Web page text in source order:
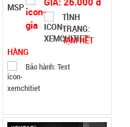
1kg
TÌNH
TRẠNG:
TẠM HẾT
HÀNG
Bảo hành: Test